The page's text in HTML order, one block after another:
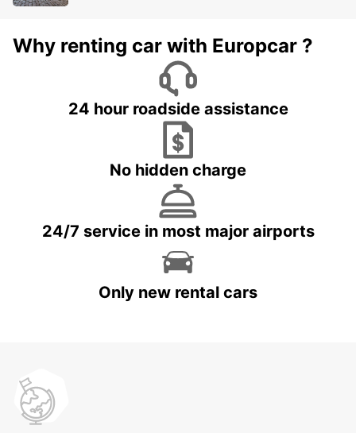
Why renting car with Europcar ?
24 hour roadside assistance
No hidden charge
24/7 service in most major airports
Only new rental cars